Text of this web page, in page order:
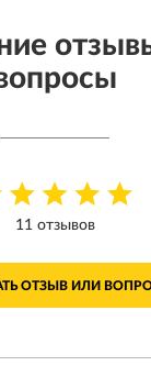
11 отзывов
ОТЗЫВ ИЛИ